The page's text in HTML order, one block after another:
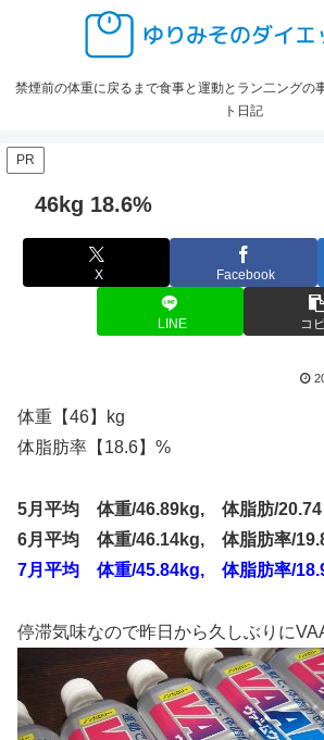
禁煙前の体重に戻るまで食事と運動とラン二ングの
ト日記
PR
46kg 18.6%
X Facebook
LINE コ
体重【46】kg
体脂肪率【18.6】%
5月平均 体重/46.89kg, 体脂肪/20.74
6月平均 体重/46.14kg, 体脂肪率/
7月平均 体重/45.84kg, 体脂肪率/
停滞気味なので昨日から久しぶりに